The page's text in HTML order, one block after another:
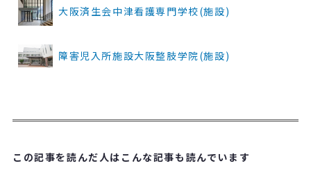
大阪済生会中津看護専門学校(施設)
障害児入所施設大阪整肢学院(施設)
この記事を読んだ人はこんな記事も読んでいます